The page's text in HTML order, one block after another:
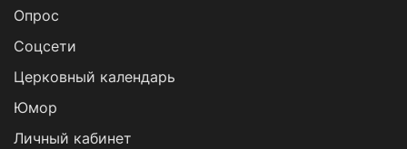
Опрос
Cоцсети
Церковный календарь
Юмор
Личный кабинет